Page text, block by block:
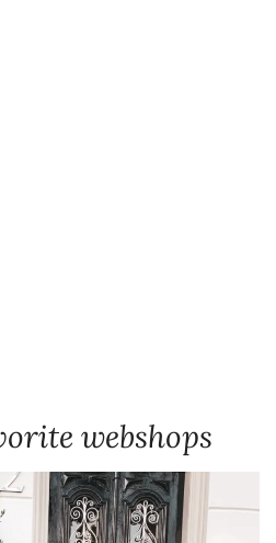
webshops